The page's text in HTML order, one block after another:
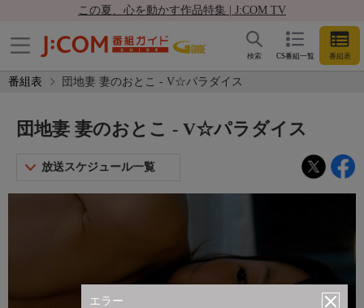
この夏、心を動かす作品特集 | J:COM TV
CS番組一覧 番組表
検索
番組表 団地妻 妻のおとこ - V☆パラダイス
エラー
団地妻 妻のおとこ - V☆パラダイス
放送スケジュール一覧